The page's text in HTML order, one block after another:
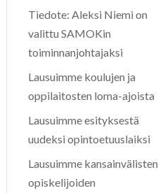
Tiedote: Aleksi Niemi on
valittu SAMOKin
toiminnanjohtajaksi
Lausuimme koulujen ja
oppilaitosten loma-ajoista
Lausuimme esityksestä
uudeksi opintoetuuslaiksi
Lausuimme kansainvälisten
opiskelijoiden